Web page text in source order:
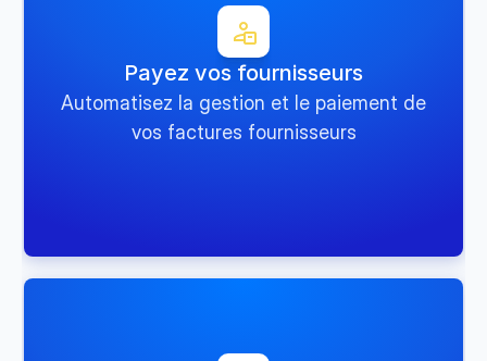
Payez vos fournisseurs
Automatisez la gestion et le paiement de
vos factures fournisseurs